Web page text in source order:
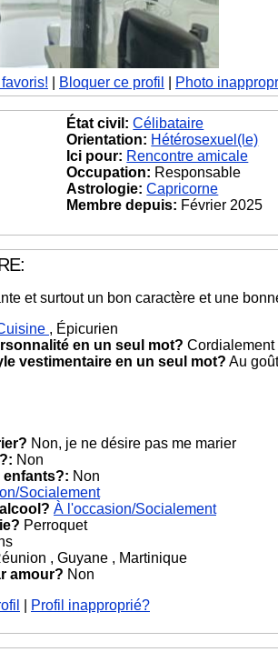
Bloquer ce profil Photo
État civil: Célibataire
Orientation: Hétérosexuel(le)
Ici pour: Rencontre amicale
Occupation: Responsable
Astrologie: Capricorne
Membre depuis: Février 2025
et surtout un bon caractère et une
, Épicurien
en un seul mot?
vestimentaire en un seul mot? Au
Non, je ne désire pas me marier
Non
enfants?: Non
Socialement
À l'occasion/Socialement
Perroquet
, Guyane , Martinique
amour? Non
Profil inapproprié?